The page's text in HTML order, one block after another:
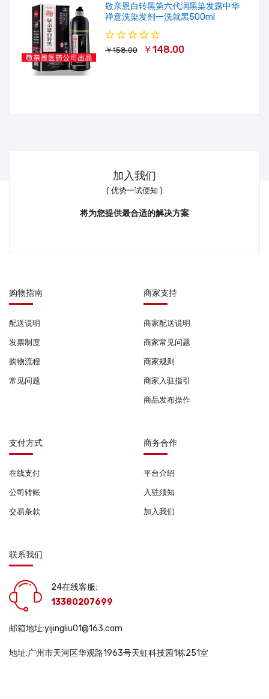
敬亲恩白转黑第六代润黑染发露中华
禅意洗染发剂一洗就黑500ml
￥158.00 ￥148.00
加入我们
( 优势一试便知 )
将为您提供最合适的解决方案
购物指南
配送说明
发票制度
购物流程
常见问题
商家支持
商家配送说明
商家常见问题
商家规则
商家入驻指引
商品发布操作
支付方式
在线支付
公司转账
交易条款
商务合作
平台介绍
入驻须知
加入我们
联系我们
24在线客服:
13380207699
邮箱地址:yijingliu01@163.com
地址:广州市天河区华观路1963号天虹科技园1栋251室